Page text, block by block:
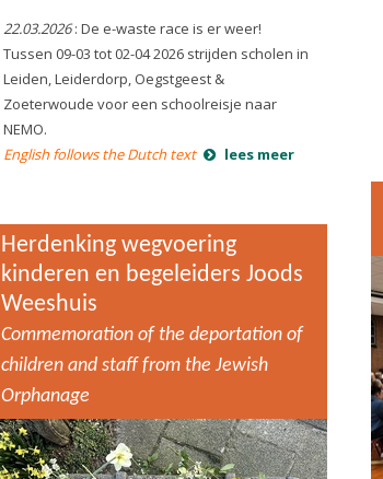
22.03.2026: De e-waste race is er weer!
Tussen 09-03 tot 02-04 2026 strijden scholen in
Leiden, Leiderdorp, Oegstgeest &
Zoeterwoude voor een schoolreisje naar
NEMO.
English follows the Dutch text
lees meer
Herdenking wegvoering
kinderen en begeleiders Joods
Weeshuis
Commemoration of the deportation of
children and staff from the Jewish
Orphanage